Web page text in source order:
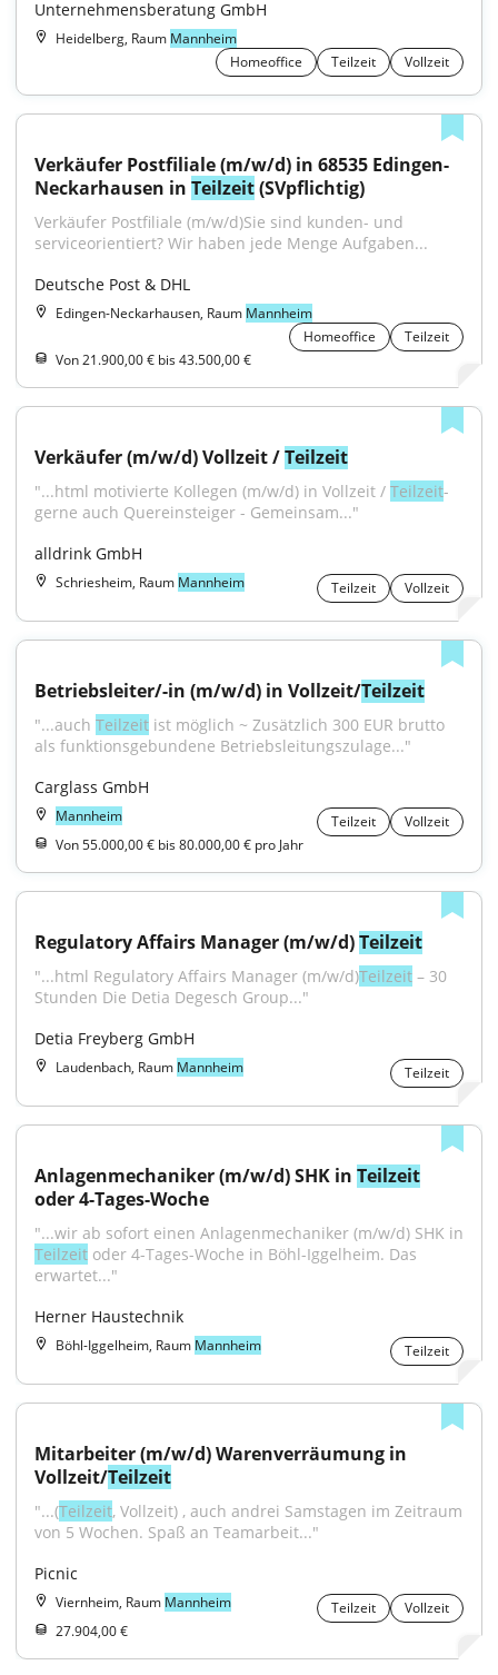
Unternehmensberatung GmbH
Heidelberg, Raum Mannheim
Homeoffice
Teilzeit Vollzeit
Verkäufer Postfiliale (m/w/d) in 68535 Edingen-
Neckarhausen in Teilzeit (SVpflichtig)
Verkäufer Postfiliale (m/w/d)Sie sind kunden- und
serviceorientiert? Wir haben jede Menge Aufgaben...
Deutsche Post & DHL
Edingen-Neckarhausen, Raum Mannheim
Homeoffice
Teilzeit
Von 21.900,00 € bis 43.500,00 €
Verkäufer (m/w/d) Vollzeit / Teilzeit
"...html motivierte Kollegen (m/w/d) in Vollzeit / Teilzeit-
gerne auch Quereinsteiger - Gemeinsam..."
alldrink GmbH
Schriesheim, Raum Mannheim Teilzeit Vollzeit
Betriebsleiter/-in (m/w/d) in Vollzeit/Teilzeit
"...auch Teilzeit ist möglich ~ Zusätzlich 300 EUR brutto
als funktionsgebundene Betriebsleitungszulage..."
Carglass GmbH
Mannheim Teilzeit
Vollzeit
Von 55.000,00 € bis 80.000,00 € pro Jahr
Regulatory Affairs Manager (m/w/d) Teilzeit
"...html Regulatory Affairs Manager (m/w/d)Teilzeit – 30
Stunden Die Detia Degesch Group..."
Detia Freyberg GmbH
Laudenbach, Raum Mannheim Teilzeit
Anlagenmechaniker (m/w/d) SHK in Teilzeit
oder 4-Tages-Woche
Teilzeit oder 4-Tages-Woche in Böhl-Iggelheim. Das
erwartet..."
Herner Haustechnik
Böhl-Iggelheim, Raum Mannheim Teilzeit
Mitarbeiter (m/w/d) Warenverräumung in
Vollzeit/Teilzeit
"...(Teilzeit, Vollzeit) , auch andrei Samstagen im Zeitraum
von 5 Wochen. Spaß an Teamarbeit..."
Picnic
Viernheim, Raum Mannheim Teilzeit
Vollzeit
27.904,00 €